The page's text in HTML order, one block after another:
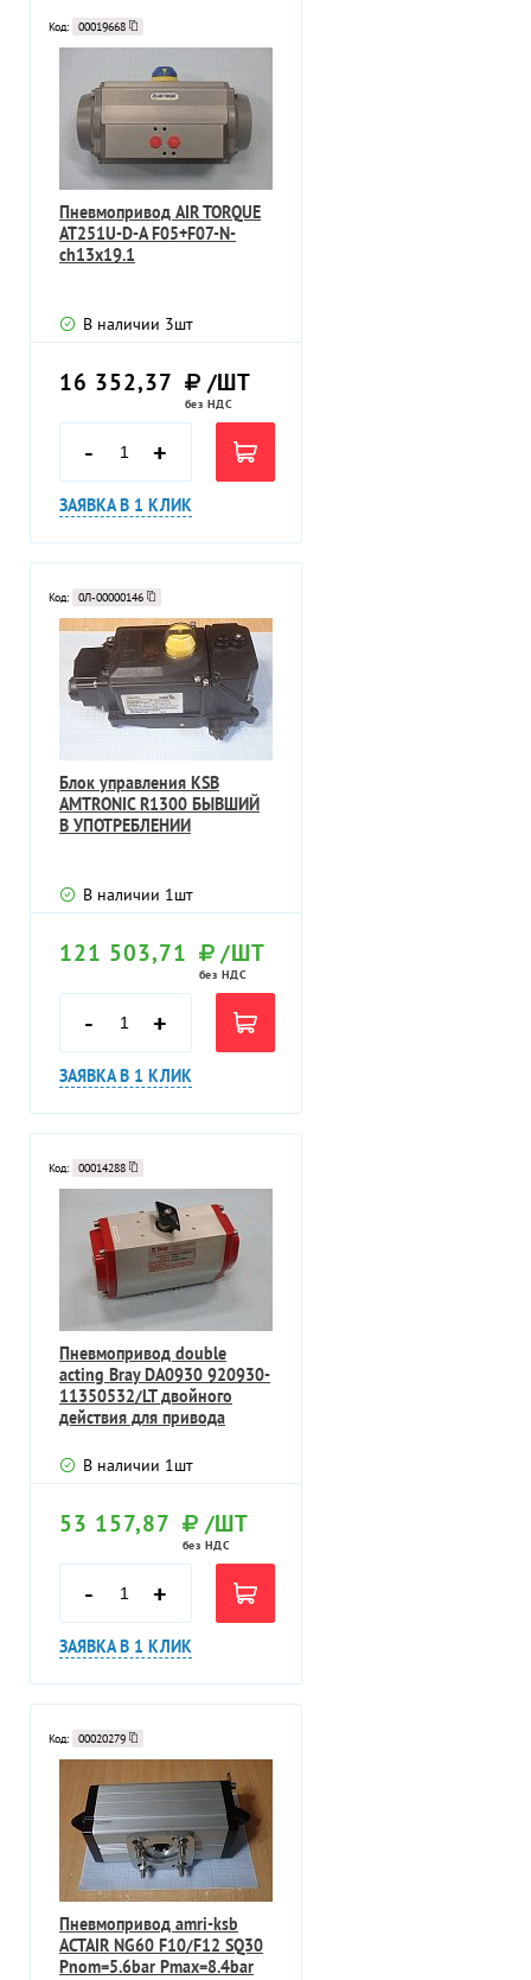
Код: 00019668
Пневмопривод AIR TORQUE
AT251U-D-A F05+F07-N-
ch13х19.1
В наличии 3шт
16 352,37 /ШТ
без НДС
- +
ЗАЯВКА В 1 КЛИК
Код: 0Л-00000146
Блок управления KSB
AMTRONIC R1300 БЫВШИЙ
В УПОТРЕБЛЕНИИ
В наличии 1шт
121 503,71 /ШТ
без НДС
- +
ЗАЯВКА В 1 КЛИК
Код: 00014288
Пневмопривод double
acting Bray DA0930 920930-
11350532/LT двойного
действия для привода
В наличии 1шт
53 157,87 /ШТ
без НДС
- +
ЗАЯВКА В 1 КЛИК
Код: 00020279
Пневмопривод amri-ksb
ACTAIR NG60 F10/F12 SQ30
Pnom=5.6bar Pmax=8.4bar